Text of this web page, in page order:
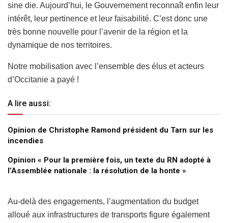
sine die. Aujourd’hui, le Gouvernement reconnaît enfin leur
intérêt, leur pertinence et leur faisabilité. C’est donc une
très bonne nouvelle pour l’avenir de la région et la
dynamique de nos territoires.
Notre mobilisation avec l’ensemble des élus et acteurs
d’Occitanie a payé !
A lire aussi:
Opinion de Christophe Ramond président du Tarn sur les
incendies
Opinion « Pour la première fois, un texte du RN adopté à
l’Assemblée nationale : la résolution de la honte »
Au-delà des engagements, l’augmentation du budget
alloué aux infrastructures de transports figure également